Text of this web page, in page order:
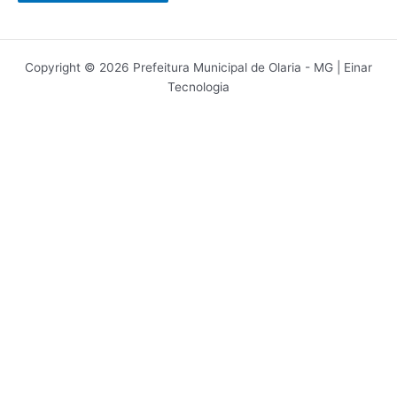
Copyright © 2026 Prefeitura Municipal de Olaria - MG | Einar
Tecnologia